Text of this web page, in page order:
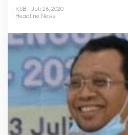
KSB
Juli 26, 2020
Headline News